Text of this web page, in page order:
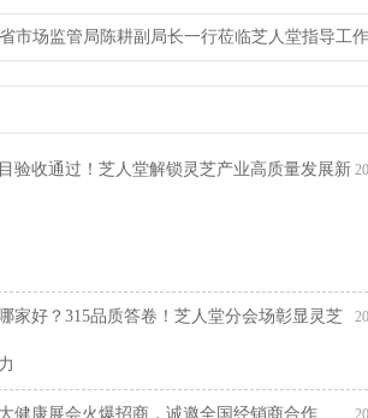
市场监管局陈耕副局长一行莅临芝人堂指导工作
下一篇：泰安高
验收通过！芝人堂解锁灵芝产业高质量发展新
家好？315品质答卷！芝人堂分会场彰显灵芝
健康展会火爆招商，诚邀全国经销商合作